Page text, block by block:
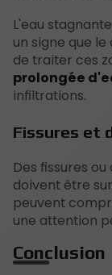
L'eau
un signe que
de traiter ces
prolongée
infiltrations.
Fissures et
Des fissures
doivent être
peuvent
une attention
Conclusion